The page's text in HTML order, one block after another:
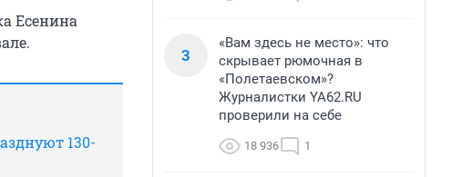
Есенина
130-
3
«Вам здесь не место»: что
скрывает рюмочная в
«Полетаевском»?
Журналистки YA62.RU
проверили на себе
18 936 1